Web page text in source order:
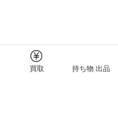
買取 持ち物 出品